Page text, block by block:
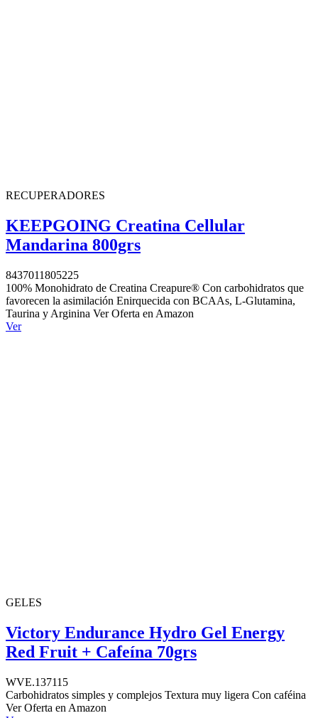
RECUPERADORES
KEEPGOING Creatina Cellular
Mandarina 800grs
8437011805225
100% Monohidrato de Creatina Creapure® Con carbohidratos que
favorecen la asimilación Enirquecida con BCAAs, L-Glutamina,
Taurina y Arginina Ver Oferta en Amazon
Ver
GELES
Victory Endurance Hydro Gel Energy
Red Fruit + Cafeína 70grs
WVE.137115
Carbohidratos simples y complejos Textura muy ligera Con caféina
Ver Oferta en Amazon